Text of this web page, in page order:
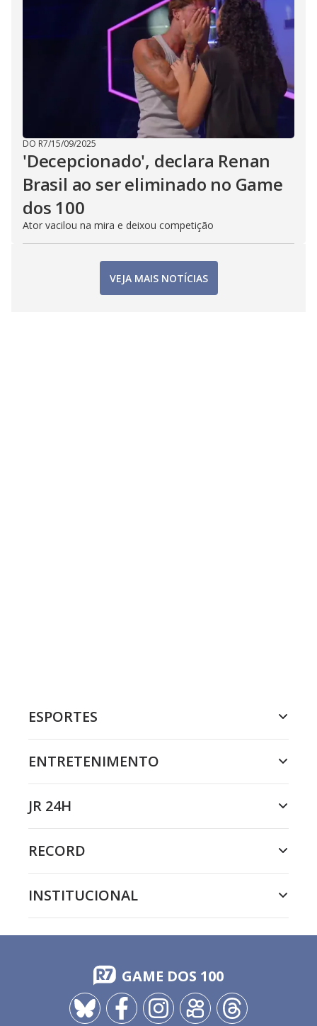
DO R7/15/09/2025
'Decepcionado', declara Renan
Brasil ao ser eliminado no Game
dos 100
Ator vacilou na mira e deixou competição
VEJA MAIS NOTÍCIAS
ESPORTES
ENTRETENIMENTO
JR 24H
RECORD
INSTITUCIONAL
GAME DOS 100